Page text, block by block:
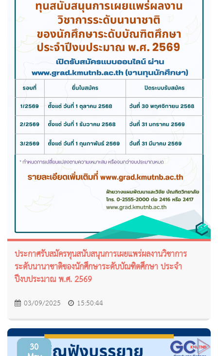
ประกาศรับสมัครทุนสนับสนุนการเผยแพร่ผลงานวิชาการ
ระดับนานาชาติของนักศึกษาระดับบัณฑิตศึกษา ประจำ
ปีงบประมาณ พ.ศ. 2569
03/09/2025 15:50:44
30